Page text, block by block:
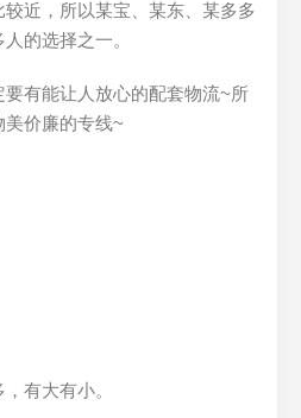
近，所以某宝、某东、某多多
的选择之一。
有能让人放心的配套物流~所
美价廉的专线~
有大有小。